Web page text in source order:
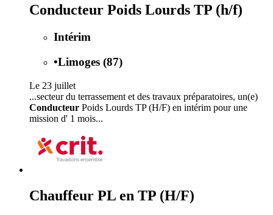
Conducteur Poids Lourds TP (h/f)
Intérim
•Limoges (87)
Le 23 juillet
...secteur du terrassement et des travaux préparatoires, un(e)
Conducteur Poids Lourds TP (H/F) en intérim pour une
mission d' 1 mois...
Chauffeur PL en TP (H/F)